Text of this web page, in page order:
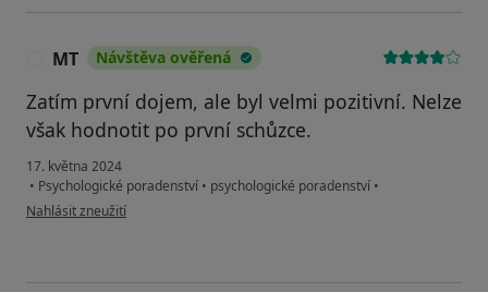
MT Návštěva ověřená
Zatím první dojem, ale byl velmi pozitivní. Nelze
však hodnotit po první schůzce.
17. května 2024
• Psychologické poradenství • psychologické poradenství •
podle názoru uživatele MT
Nahlásit zneužití